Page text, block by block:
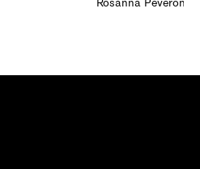
Rosanna Peveroni